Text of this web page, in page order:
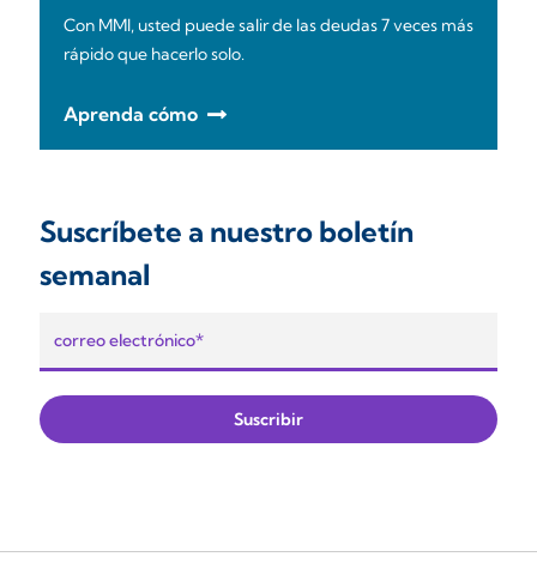
Con MMI, usted puede salir de las deudas 7 veces más
rápido que hacerlo solo.
Aprenda cómo
Suscríbete a nuestro boletín
semanal